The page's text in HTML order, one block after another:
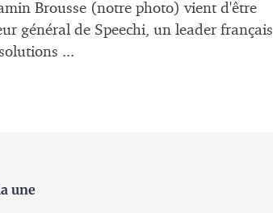
Brousse (notre photo) vient d'être
général de Speechi, un leader français
...
une